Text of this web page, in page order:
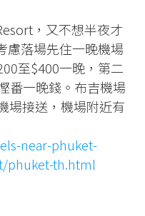
，又不想半夜才
慮落場先住一晚機場
至$400一晚，第二
番一晚錢。布吉機場
場接送，機場附近有
near-phuket-
phuket-th.html